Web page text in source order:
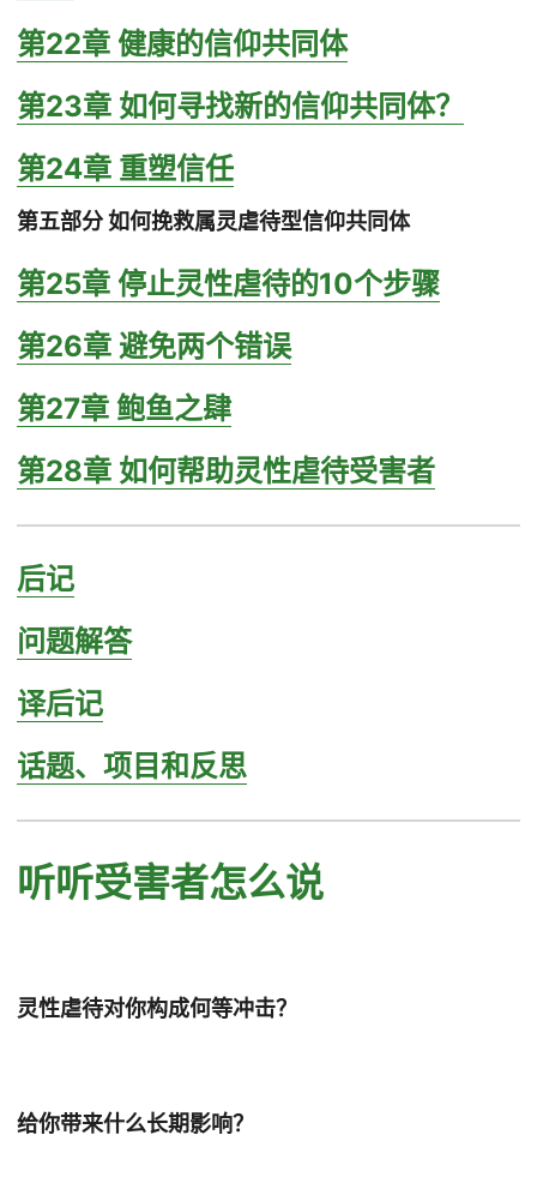
第22章 健康的信仰共同体
第23章 如何寻找新的信仰共同体？
第24章 重塑信任
第五部分 如何挽救属灵虐待型信仰共同体
第25章 停止灵性虐待的10个步骤
第26章 避免两个错误
第27章 鲍鱼之肆
第28章 如何帮助灵性虐待受害者
后记
问题解答
译后记
话题、项目和反思
听听受害者怎么说
灵性虐待对你构成何等冲击？
给你带来什么长期影响？